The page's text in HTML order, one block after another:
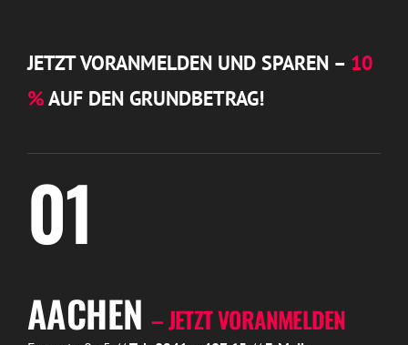
JETZT VORANMELDEN UND SPAREN – 10
%AUF DEN GRUNDBETRAG!
01
AACHEN – JETZT VORANMELDEN